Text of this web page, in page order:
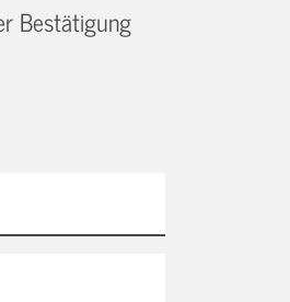
Bestätigung